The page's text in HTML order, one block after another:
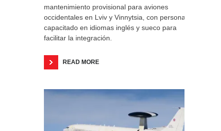
mantenimiento provisional para aviones
occidentales en Lviv y Vinnytsia, con personal
capacitado en idiomas inglés y sueco para
facilitar la integración.
READ MORE